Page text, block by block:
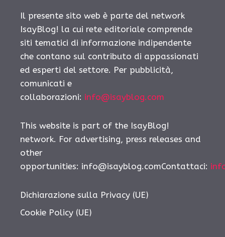
Il presente sito web è parte del network
IsayBlog! la cui rete editoriale comprende
siti tematici di informazione indipendente
che contano sul contributo di appassionati
ed esperti del settore. Per pubblicità,
comunicati e
collaborazioni: info@isayblog.com
This website is part of the IsayBlog!
network. For advertising, press releases and
other
opportunities: info@isayblog.comContattaci:
Dichiarazione sulla Privacy (UE)
Cookie Policy (UE)